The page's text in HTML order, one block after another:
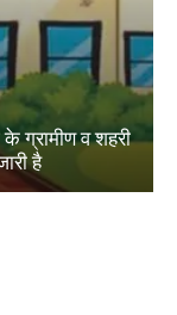
ग्रामीण व शहरी
है